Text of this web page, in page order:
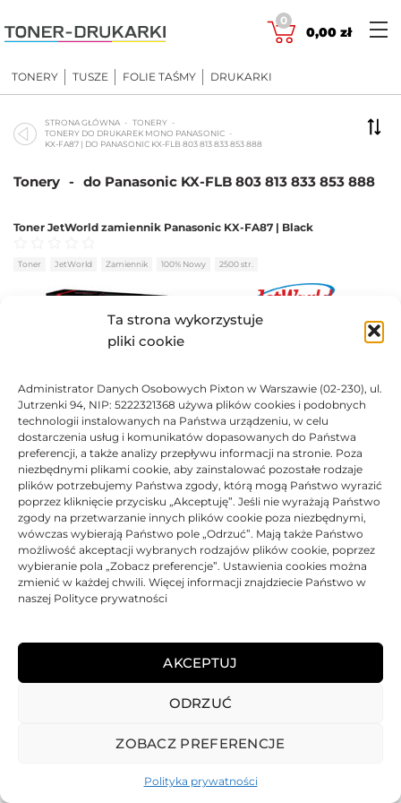
Ta strona wykorzystuje
pliki cookie
Administrator Danych Osobowych Pixton w Warszawie (02-230), ul.
Jutrzenki 94, NIP: 5222321368 używa plików cookies i podobnych
technologii instalowanych na Państwa urządzeniu, w celu
dostarczenia usług i komunikatów dopasowanych do Państwa
preferencji, a także analizy przepływu informacji na stronie. Poza
niezbędnymi plikami cookie, aby zainstalować pozostałe rodzaje
plików potrzebujemy Państwa zgody, którą mogą Państwo wyrazić
poprzez kliknięcie przycisku „Akceptuję”. Jeśli nie wyrażają Państwo
zgody na przetwarzanie innych plików cookie poza niezbędnymi,
wówczas wybierają Państwo pole „Odrzuć”. Mają także Państwo
możliwość akceptacji wybranych rodzajów plików cookie, poprzez
wybieranie pola „Zobacz preferencje”. Ustawienia cookies można
zmienić w każdej chwili. Więcej informacji znajdziecie Państwo w
naszej Polityce prywatności
AKCEPTUJ
ODRZUĆ
ZOBACZ PREFERENCJE
Polityka prywatności
to
content
0
0,00 zł
TONERY TUSZE FOLIE TAŚMY DRUKARKI
STRONA GŁÓWNA
TONERY
TONERY DO DRUKAREK MONO PANASONIC
KX-FA87 | DO PANASONIC KX-FLB 803 813 833 853 888
Tonery - do Panasonic KX-FLB 803 813 833 853 888
Toner JetWorld zamiennik Panasonic KX-FA87 | Black
Oceniono na 5
Toner JetWorld Zamiennik 100% Nowy 2500 str.
31,21
ALL RIGHTS RESERVED. WEBSITE PROTECTED